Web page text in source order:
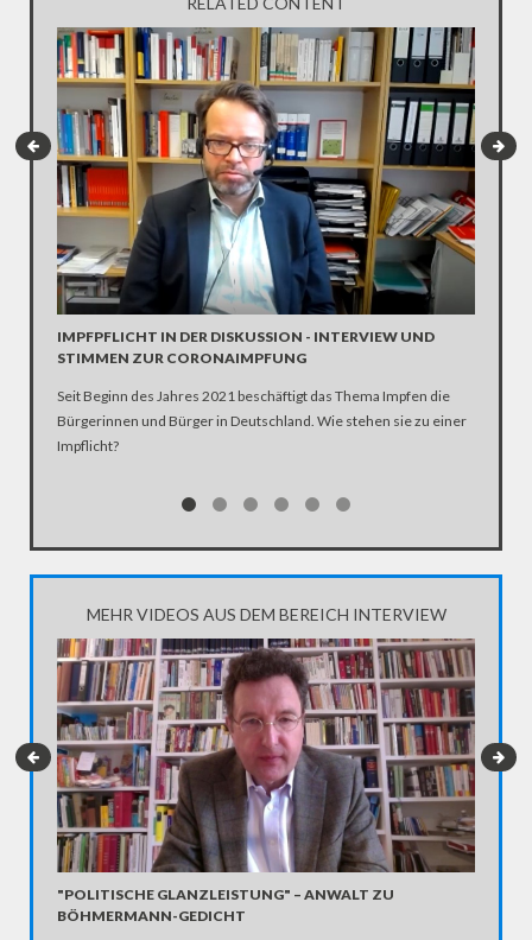
IMPFPFLICHT IN DER DISKUSSION - INTERVIEW UND
STIMMEN ZUR CORONAIMPFUNG
Seit Beginn des Jahres 2021 beschäftigt das Thema Impfen die
Bürgerinnen und Bürger in Deutschland. Wie stehen sie zu einer
Impflicht?
MEHR VIDEOS AUS DEM BEREICH INTERVIEW
"POLITISCHE GLANZLEISTUNG" – ANWALT ZU
BÖHMERMANN-GEDICHT